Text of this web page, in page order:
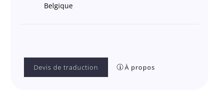
Belgique
Devis de traduction À propos